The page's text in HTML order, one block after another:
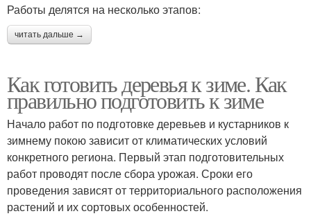
Работы делятся на несколько этапов:
читать дальше →
Как готовить деревья к зиме. Как
правильно подготовить к зиме
Начало работ по подготовке деревьев и кустарников к
зимнему покою зависит от климатических условий
конкретного региона. Первый этап подготовительных
работ проводят после сбора урожая. Сроки его
проведения зависят от территориального расположения
растений и их сортовых особенностей.